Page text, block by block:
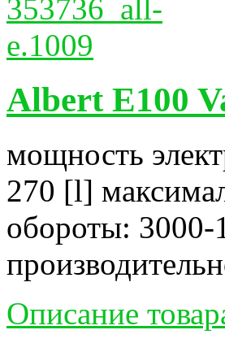
Albert E100
мощность
270 [l]
обороты:
Описание